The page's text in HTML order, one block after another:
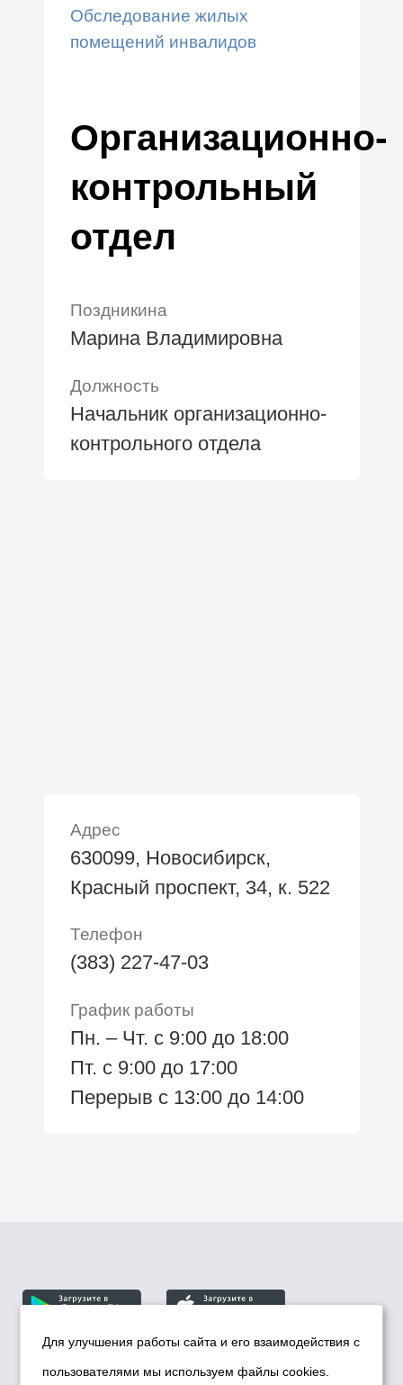
Обследование жилых
помещений инвалидов
Организационно-
контрольный
отдел
Поздникина
Марина Владимировна
Должность
Начальник организационно-
контрольного отдела
Адрес
630099, Новосибирск,
Красный проспект, 34, к. 522
Телефон
(383) 227-47-03
График работы
Пн. – Чт. с 9:00 до 18:00
Пт. с 9:00 до 17:00
Перерыв с 13:00 до 14:00
© Департамент информационной политики мэрии
Для улучшения работы сайта и его взаимодействия с
пользователями мы используем файлы cookies.